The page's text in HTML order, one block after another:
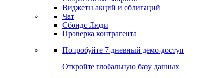
Виджеты акций и облигаций
Чат
Сбондс Люди
Проверка контрагента
Попробуйте 7-дневный демо-доступ
Откройте глобальную базу данных